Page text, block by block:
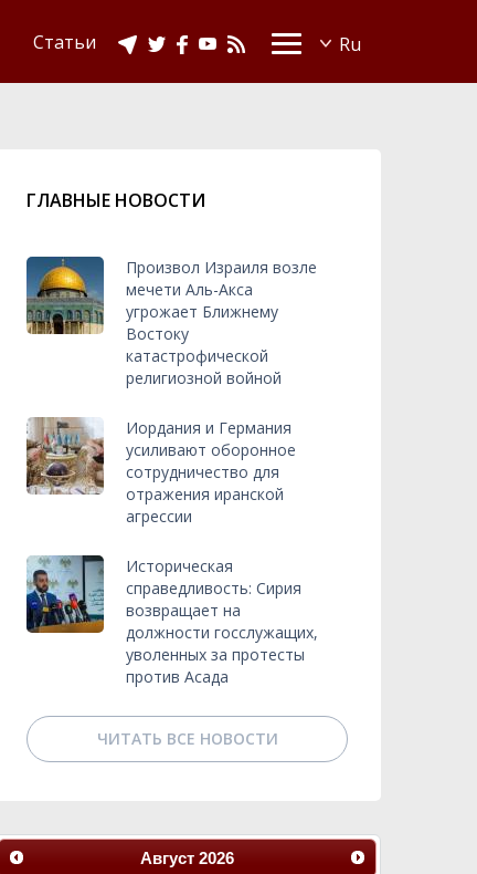
Статьи
ГЛАВНЫЕ НОВОСТИ
Произвол Израиля возле
мечети Аль-Акса
угрожает Ближнему
Востоку
катастрофической
религиозной войной
Иордания и Германия
усиливают оборонное
сотрудничество для
отражения иранской
агрессии
Историческая
справедливость: Сирия
возвращает на
должности госслужащих,
уволенных за протесты
против Асада
ЧИТАТЬ ВСЕ НОВОСТИ
Август 2026